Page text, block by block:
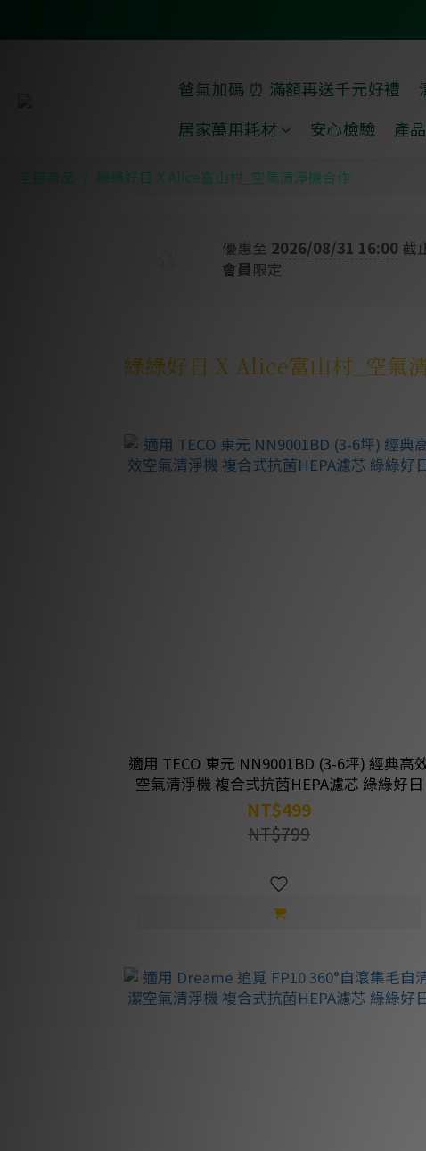
爸氣加碼 ⏰ 滿額再送千元好禮
居家萬用耗材
安心檢驗 產
全部商品 綠綠好日 X Alice富山村_空氣清淨機合作
優惠至 2026/08/31 16:00 截
會員限定
綠綠好日 X Alice富山村_空氣
適用 TECO 東元 NN9001BD (3-6坪) 經典高
空氣清淨機 複合式抗菌HEPA濾芯 綠綠好日
NT$499
NT$799